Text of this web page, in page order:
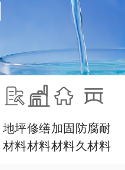
地坪
材料
修缮
材料
加固
材料
防腐耐
久材料